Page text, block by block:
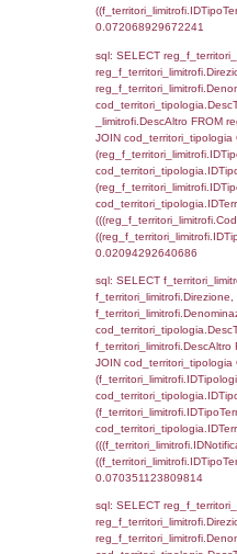
'%d/%m/
'%d/%m/
WHERE
sql:
FROM
sql:
f_confini
ON
INNER